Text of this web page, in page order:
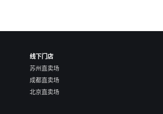
线下门店
苏州直卖场
成都直卖场
北京直卖场